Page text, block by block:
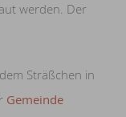
werden. Der
Sträßchen in
Gemeinde